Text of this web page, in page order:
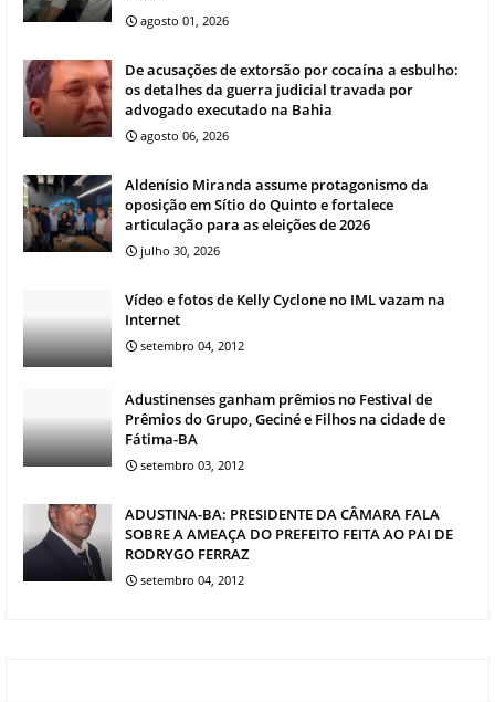
agosto 01, 2026
De acusações de extorsão por cocaína a esbulho:
os detalhes da guerra judicial travada por
advogado executado na Bahia
agosto 06, 2026
Aldenísio Miranda assume protagonismo da
oposição em Sítio do Quinto e fortalece
articulação para as eleições de 2026
julho 30, 2026
Vídeo e fotos de Kelly Cyclone no IML vazam na
Internet
setembro 04, 2012
Adustinenses ganham prêmios no Festival de
Prêmios do Grupo, Geciné e Filhos na cidade de
Fátima-BA
setembro 03, 2012
ADUSTINA-BA: PRESIDENTE DA CÂMARA FALA
SOBRE A AMEAÇA DO PREFEITO FEITA AO PAI DE
RODRYGO FERRAZ
setembro 04, 2012